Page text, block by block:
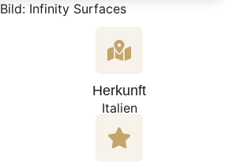
Bild: Infinity Surfaces
Herkunft
Italien